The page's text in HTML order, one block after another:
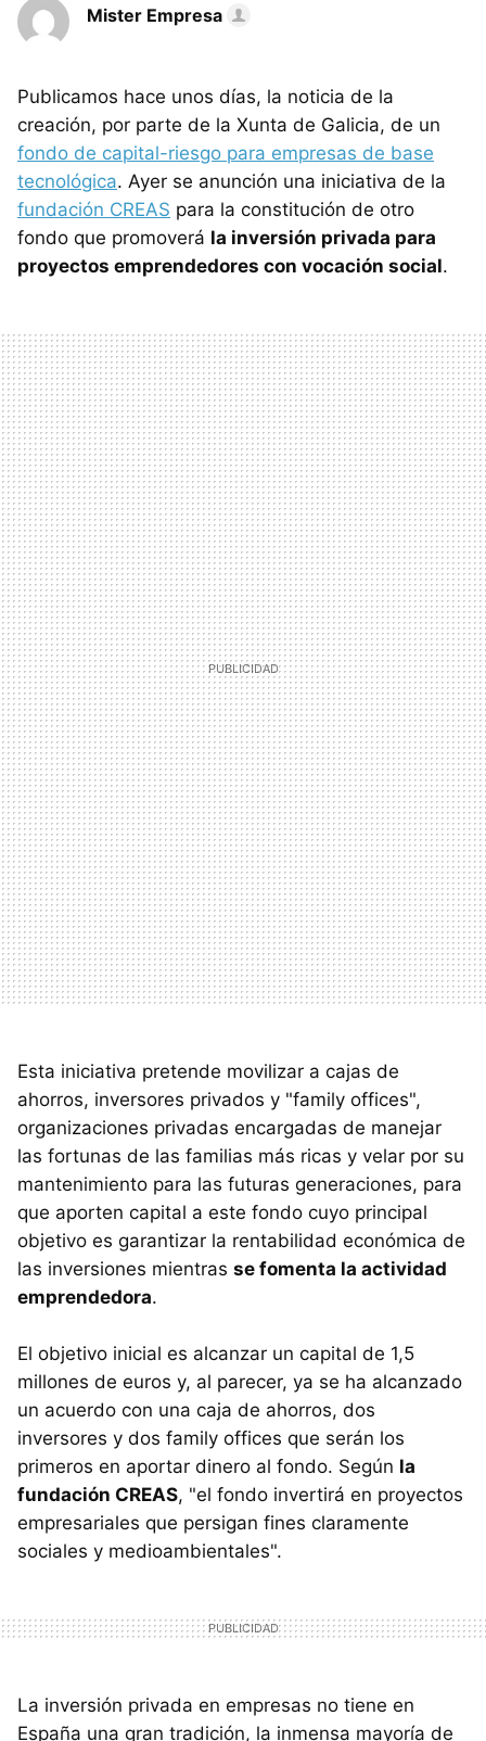
Mister Empresa
Publicamos hace unos días, la noticia de la
creación, por parte de la Xunta de Galicia, de un
fondo de capital-riesgo para empresas de base
tecnológica. Ayer se anunción una iniciativa de la
fundación CREAS para la constitución de otro
fondo que promoverá la inversión privada para
proyectos emprendedores con vocación social.
Esta iniciativa pretende movilizar a cajas de
ahorros, inversores privados y "family offices",
organizaciones privadas encargadas de manejar
las fortunas de las familias más ricas y velar por su
mantenimiento para las futuras generaciones, para
que aporten capital a este fondo cuyo principal
objetivo es garantizar la rentabilidad económica de
las inversiones mientras se fomenta la actividad
emprendedora.
El objetivo inicial es alcanzar un capital de 1,5
millones de euros y, al parecer, ya se ha alcanzado
un acuerdo con una caja de ahorros, dos
inversores y dos family offices que serán los
primeros en aportar dinero al fondo. Según la
fundación CREAS, "el fondo invertirá en proyectos
empresariales que persigan fines claramente
sociales y medioambientales".
La inversión privada en empresas no tiene en
España una gran tradición, la inmensa mayoría de